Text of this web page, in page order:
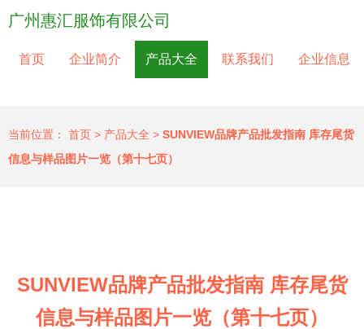
广州惠汇服饰有限公司
首页 企业简介 产品大全 联系我们 企业信息
当前位置： 首页 > 产品大全 > SUNVIEW品牌产品批发指南 库存尾货
信息与样品图片一览（第十七页）
SUNVIEW品牌产品批发指南 库存尾货
信息与样品图片一览（第十七页）